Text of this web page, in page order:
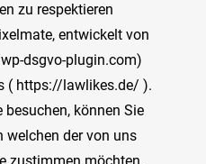
zu respektieren
entwickelt von
dsgvo-plugin.com)
( https://lawlikes.de/ ).
besuchen, können Sie
welchen der von uns